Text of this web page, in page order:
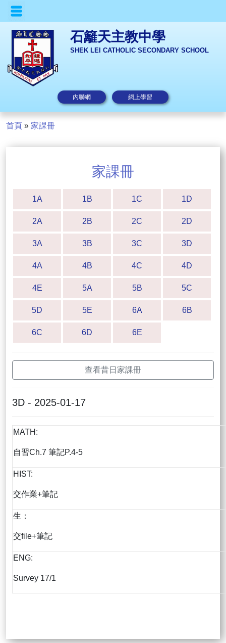
石籬天主教中學
SHEK LEI CATHOLIC SECONDARY SCHOOL
內聯網 網上學習
首頁 » 家課冊
家課冊
1A 1B 1C 1D
2A 2B 2C 2D
3A 3B 3C 3D
4A 4B 4C 4D
4E 5A 5B 5C
5D 5E 6A 6B
6C 6D 6E
查看昔日家課冊
3D - 2025-01-17
MATH:
自習Ch.7 筆記P.4-5
HIST:
交作業+筆記
生：
交file+筆記
ENG:
Survey 17/1